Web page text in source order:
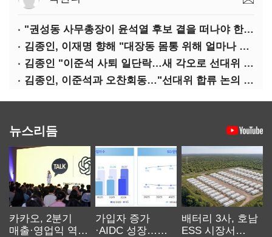
"권성동 사무총장이 윤석열 후보 곁을 떠나야 한다"
김종인, 이재명 향해 "대장동 몸통 위해 얼마나 죽어야 하나"
김종인 "이준석 사퇴 일단락…새 각오로 선대위 꾸리겠다"
김종인, 이준석과 오찬회동…"선대위 합류 논의 없었다"(종합)
뉴스리듬
카카오, 2분기
매출·영업익 역대
가입자 증가
·AIDC 성장…
배터리 3사, 호남
ESS 시장서